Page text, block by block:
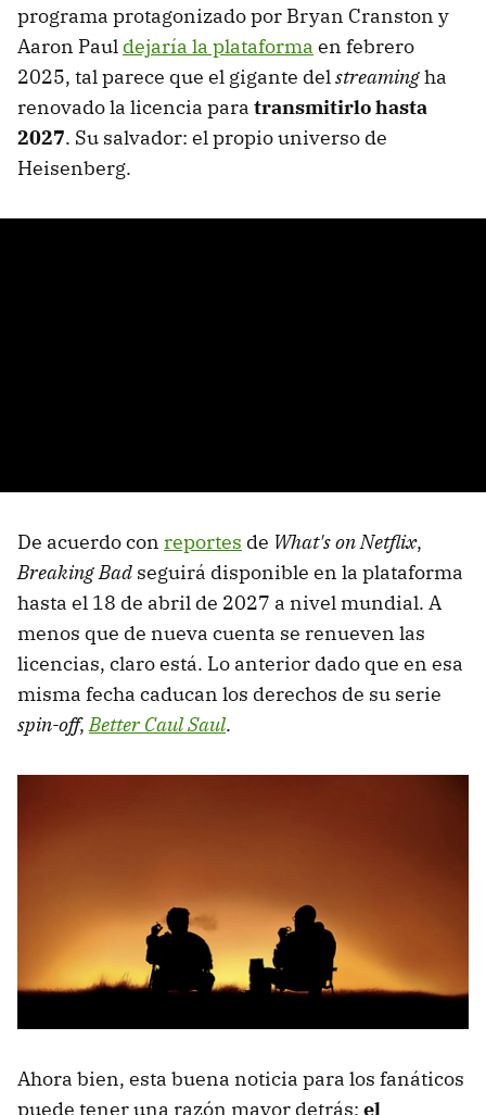
programa protagonizado por Bryan Cranston y
Aaron Paul dejaría la plataforma en febrero
2025, tal parece que el gigante delstreamingha
renovado la licencia para transmitirlo hasta
2027. Su salvador: el propio universo de
Heisenberg.
De acuerdo con reportes de What's on Netflix,
Breaking Bad seguirá disponible en la plataforma
hasta el 18 de abril de 2027 a nivel mundial. A
menos que de nueva cuenta se renueven las
licencias, claro está. Lo anterior dado que en esa
misma fecha caducan los derechos de su serie
spin-off,Better Caul Saul.
Ahora bien, esta buena noticia para los fanáticos
puede tener una razón mayor detrás: el